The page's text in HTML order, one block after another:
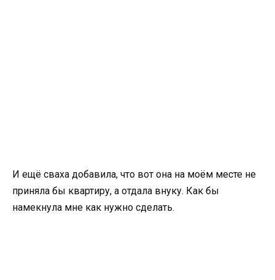
И ещё сваха добавила, что вот она на моём месте не
приняла бы квартиру, а отдала внуку. Как бы
намекнула мне как нужно сделать.